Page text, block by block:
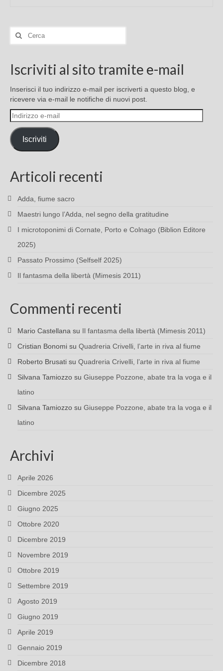
Cerca:
Iscriviti al sito tramite e-mail
Inserisci il tuo indirizzo e-mail per iscriverti a questo blog, e
ricevere via e-mail le notifiche di nuovi post.
Indirizzo
e-
mail
Iscriviti
Articoli recenti
Adda, fiume sacro
Maestri lungo l’Adda, nel segno della gratitudine
I microtoponimi di Cornate, Porto e Colnago (Biblion Editore
2025)
Passato Prossimo (Selfself 2025)
Il fantasma della libertà (Mimesis 2011)
Commenti recenti
Mario Castellana su Il fantasma della libertà (Mimesis 2011)
Cristian Bonomi su Quadreria Crivelli, l’arte in riva al fiume
Roberto Brusati su Quadreria Crivelli, l’arte in riva al fiume
Silvana Tamiozzo su Giuseppe Pozzone, abate tra la voga e il
latino
Silvana Tamiozzo su Giuseppe Pozzone, abate tra la voga e il
latino
Archivi
Aprile 2026
Dicembre 2025
Giugno 2025
Ottobre 2020
Dicembre 2019
Novembre 2019
Ottobre 2019
Settembre 2019
Agosto 2019
Giugno 2019
Aprile 2019
Gennaio 2019
Dicembre 2018